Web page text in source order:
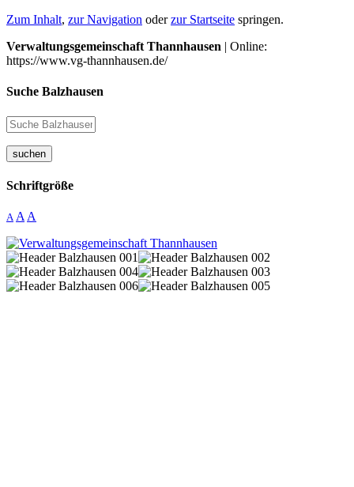
Zum Inhalt, zur Navigation oderzur Startseite springen.
Verwaltungsgemeinschaft Thannhausen | Online:
https://www.vg-thannhausen.de/
Suche Balzhausen
suchen
Schriftgröße
A A A